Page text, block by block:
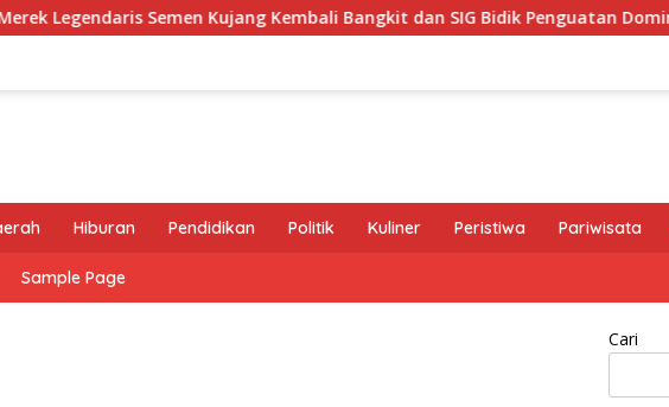
Kujang Kembali Bangkit dan SIG Bidik Penguatan Dominasi Pasar di Jawa Barat
Hiburan Pendidikan Politik Kuliner Peristiwa Pariwisata
Sample Page
Cari